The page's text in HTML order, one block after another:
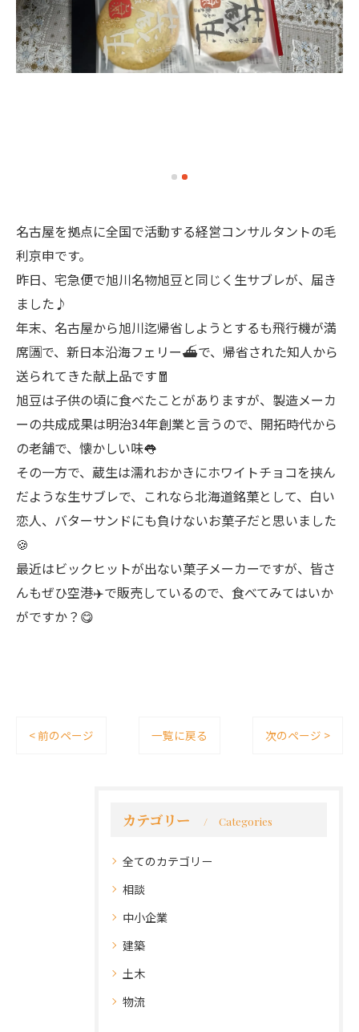
名古屋を拠点に全国で活動する経営コンサルタントの毛
利京申です。
昨日、宅急便で旭川名物旭豆と同じく生サブレが、届き
ました♪
年末、名古屋から旭川迄帰省しようとするも飛行機が満
席🈵で、新日本沿海フェリー⛴️で、帰省された知人から
送られてきた献上品です🧧
旭豆は子供の頃に食べたことがありますが、製造メーカ
ーの共成成果は明治34年創業と言うので、開拓時代から
の老舗で、懐かしい味👅
その一方で、蔵生は濡れおかきにホワイトチョコを挟ん
だような生サブレで、これなら北海道銘菓として、白い
恋人、バターサンドにも負けないお菓子だと思いました
🍪
最近はビックヒットが出ない菓子メーカーですが、皆さ
んもぜひ空港✈️で販売しているので、食べてみてはいか
がですか？😋
< 前のページ 一覧に戻る 次のページ >
カテゴリー Categories
全てのカテゴリー
相談
中小企業
建築
土木
物流